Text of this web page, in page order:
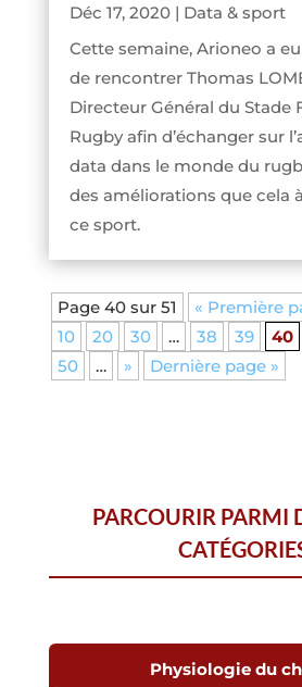
Déc 17, 2020| Data & sport
Cette semaine, Arioneo a
de rencontrer Thomas
Directeur Général du Stade
Rugby afin d’échanger sur
data dans le monde du
des améliorations que cela
ce sport.
Page 40 sur 51 « Première
10
20 30 … 38 39 40
50
… » Dernière page »
PARCOURIR PARMI
Physiologie du